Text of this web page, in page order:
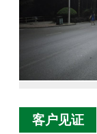
客户见证